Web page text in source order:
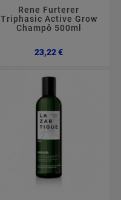
Rene Furterer
Triphasic Active Grow
Champô 500ml
23,22 €Preço